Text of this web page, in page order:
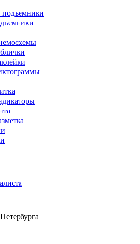
подъемники